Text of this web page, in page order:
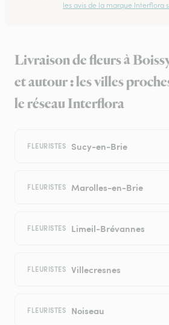
les avis de la marque Interflora
Livraison de fleurs à
et autour : les villes
le réseau Interflora
FLEURISTES Sucy-en-Brie
FLEURISTES Marolles-en-Brie
FLEURISTES Limeil-Brévannes
FLEURISTES Villecresnes
FLEURISTES Noiseau